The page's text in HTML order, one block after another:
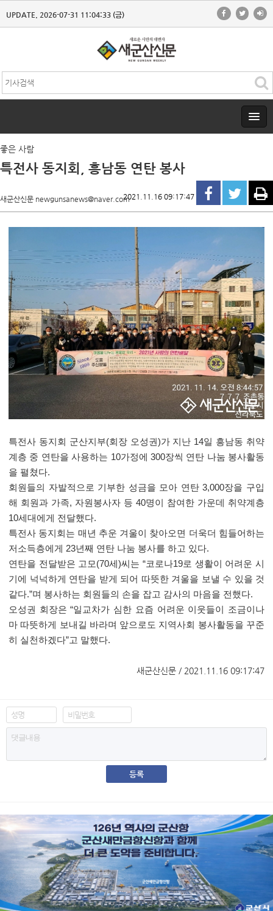
UPDATE. 2026-07-31 11:04:33 (금)
좋은 사람
특전사 동지회, 흥남동 연탄 봉사
새군산신문 newgunsanews@naver.com2021.11.16 09:17:47
특전사 동지회 군산지부(회장 오성권)가 지난 14일 흥남동 취약
계층 중 연탄을 사용하는 10가정에 300장씩 연탄 나눔 봉사활동
을 펼쳤다.
회원들의 자발적으로 기부한 성금을 모아 연탄3,000장을 구입
해 회원과 가족, 자원봉사자 등 40명이 참여한 가운데 취약계층
10세대에게 전달했다.
특전사 동지회는 매년 추운 겨울이 찾아오면 더욱더 힘들어하는
저소득층에게 23년째 연탄 나눔 봉사를 하고 있다.
연탄을 전달받은 고모(70세)씨는“코로나19로 생활이 어려운 시
기에 넉넉하게 연탄을 받게 되어 따뜻한 겨울을 보낼 수 있을 것
같다.”며 봉사하는 회원들의 손을 잡고 감사의 마음을 전했다.
오성권 회장은“일교차가 심한 요즘 어려운 이웃들이 조금이나
마 따뜻하게 보내길 바라며 앞으로도 지역사회 봉사활동을 꾸준
히 실천하겠다”고 말했다.
새군산신문 / 2021.11.16 09:17:47